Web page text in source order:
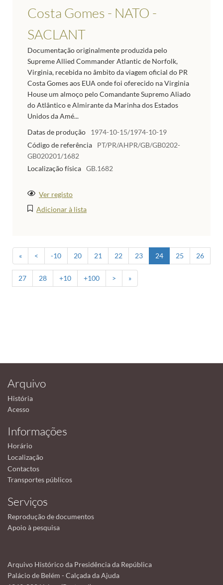
Costa Gomes - NATO -
SACLANT
Documentação originalmente produzida pelo
Supreme Allied Commander Atlantic de Norfolk,
Virginia, recebida no âmbito da viagem oficial do PR
Costa Gomes aos EUA onde foi oferecido na Virginia
House um almoço pelo Comandante Supremo Aliado
do Atlântico e Almirante da Marinha dos Estados
Unidos da Amé...
Datas de produção
1974-10-15/1974-10-19
Código de referência
PT/PR/AHPR/GB/GB0202-
GB020201/1682
Localização física GB.1682
Ver registo
Adicionar à lista
« < -10 20 21 22 23 24 25 26
27 28 +10 +100 > »
Arquivo
História
Acesso
Informações
Horário
Localização
Contactos
Transportes públicos
Serviços
Reprodução de documentos
Apoio à pesquisa
Arquivo Histórico da Presidência da República
Palácio de Belém - Calçada da Ajuda